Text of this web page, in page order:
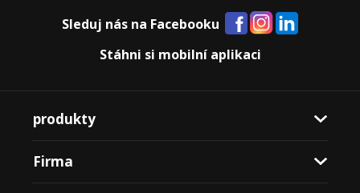
Sleduj nás na Facebooku
Stáhni si mobilní aplikaci
produkty
Firma